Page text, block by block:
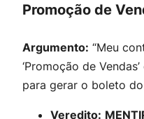
Promoção de
Argumento: “Meu
‘Promoção de
para gerar o boleto do
Veredito: